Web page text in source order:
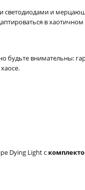
светодиодами и
в
будьте внимательны:
Dying Light с